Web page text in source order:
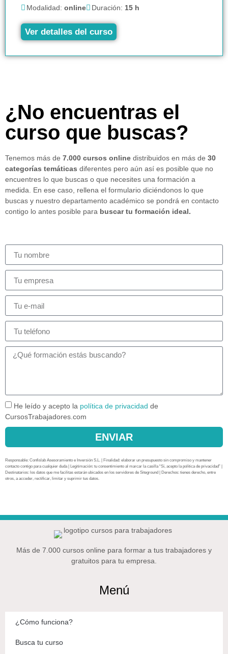
Modalidad: online Duración: 15 h
Ver detalles del curso
¿No encuentras el
curso que buscas?
Tenemos más de 7.000 cursos online distribuidos en más de 30
categorías temáticas diferentes pero aún así es posible que no
encuentres lo que buscas o que necesites una formación a
medida. En ese caso, rellena el formulario diciéndonos lo que
buscas y nuestro departamento académico se pondrá en contacto
contigo lo antes posible para buscar tu formación ideal.
He leído y acepto la política de privacidad de
CursosTrabajadores.com
ENVIAR
Responsable: Confislab Asesoramiento e Inversión S.L. | Finalidad: elaborar un presupuesto sin compromiso y mantener
contacto contigo para cualquier duda | Legitimación: tu consentimiento al marcar la casilla “Sí, acepto la política de privacidad” |
Destinatarios: los datos que me facilitas estarán ubicados en los servidores de Siteground | Derechos: tienes derecho, entre
otros, a acceder, rectificar, limitar y suprimir tus datos.
Más de 7.000 cursos online para formar a tus trabajadores y
gratuitos para tu empresa.
Menú
¿Cómo funciona?
Busca tu curso